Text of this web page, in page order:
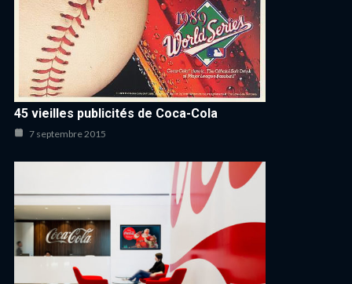
45 vieilles publicités de Coca-Cola
7 septembre 2015